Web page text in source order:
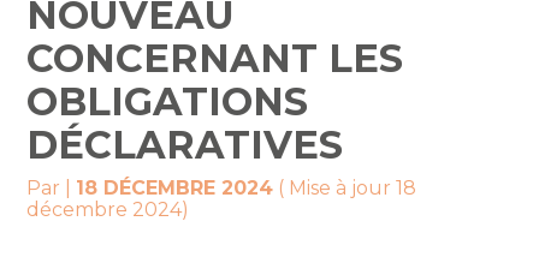
NOUVEAU
CONCERNANT LES
OBLIGATIONS
DÉCLARATIVES
Par 18 DÉCEMBRE 2024 ( Mise à jour 18
décembre 2024)